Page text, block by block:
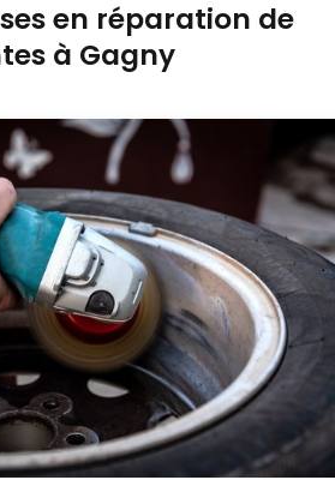
en réparation de
à Gagny